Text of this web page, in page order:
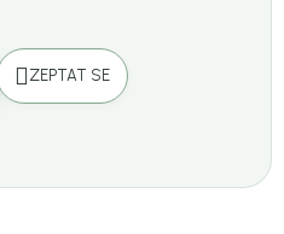
ZEPTAT SE